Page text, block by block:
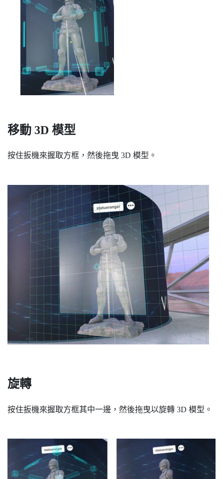
移動 3D 模型
按住扳機來握取方框，然後拖曳 3D 模型。
旋轉
按住扳機來握取方框其中一邊，然後拖曳以旋轉 3D 模型。